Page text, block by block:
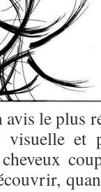
le plus
visuelle et